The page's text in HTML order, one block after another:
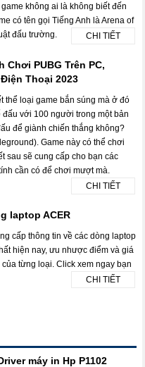
không ai là không biết đến
có tên gọi Tiếng Anh là Arena of
đấu trường.
CHI TIẾT
Chơi PUBG Trên PC,
Thoại 2023
thể loại game bắn súng mà ở đó
đấu với 100 người trong một bản
để giành chiến thắng không?
Game này có thể chơi
sau sẽ cung cấp cho bạn các
cần có để chơi mượt mà.
CHI TIẾT
laptop ACER
cấp thông tin về các dòng laptop
hiện nay, ưu nhược điểm và giá
của từng loại. Click xem ngay bạn
CHI TIẾT
máy in Hp P1102